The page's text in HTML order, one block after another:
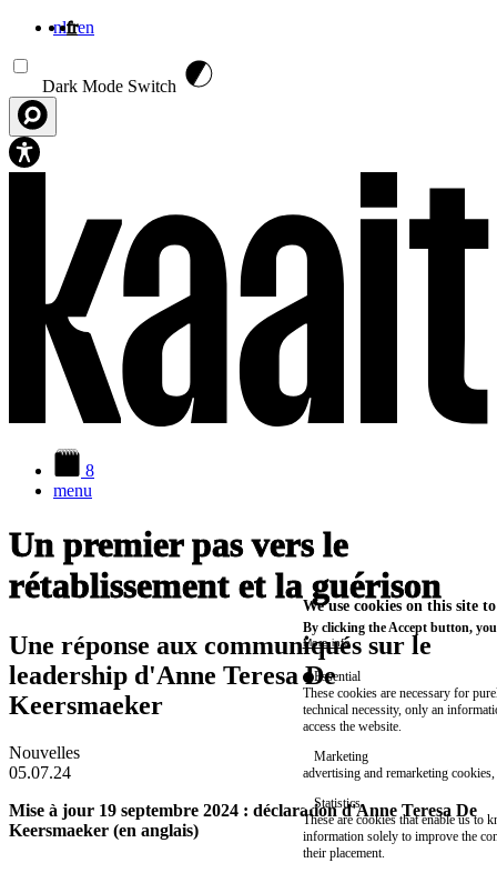
nlfren
Dark Mode Switch
8
menu
Un premier pas vers le
rétablissement et la guérison
Une réponse aux communiqués sur le
leadership d'Anne Teresa De
Keersmaeker
Nouvelles
05.07.24
Mise à jour 19 septembre 2024 : déclaration d'Anne Teresa De
Keersmaeker (en anglais)
We use cookies on this site
By clicking the Accept button,
More info
Essential
These cookies are necessary for
technical necessity, only an
access the website.
Marketing
advertising and remarketing cookies,
Statistics
These are cookies that enable us to
information solely to improve the
their placement.